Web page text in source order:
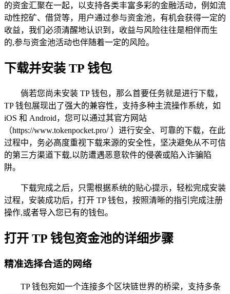
的资金汇聚在一起，以支持各类丰富多彩的金融活动，例如流
动性挖矿、借贷等，用户通过参与资金池，有机会获得一定的
收益，我们必须清醒地认识到，收益与风险往往是相伴而生
的,参与资金池活动也伴随着一定的风险。
下载并安装 TP 钱包
倘若您尚未安装 TP 钱包，那么首要任务就是进行下载，
TP 钱包展现出了强大的兼容性，支持多种主流操作系统，如
iOS 和 Android，您可以通过其官方网站
（https://www.tokenpocket.pro/ ）进行安全、可靠的下载，在此
过程中，务必高度重视下载来源的安全性，坚决避免从不可信
的第三方渠道下载,以防遭遇恶意软件的侵袭或陷入诈骗陷
阱。
下载完成之后，只需根据系统的贴心提示，轻松完成安装
过程，安装成功后，打开 TP 钱包，按照清晰的指引完成注册
操作,或者导入您已有的钱包。
打开 TP 钱包资金池的详细步骤
精准选择合适的网络
TP 钱包宛如一个连接多个区块链世界的桥梁，支持多条